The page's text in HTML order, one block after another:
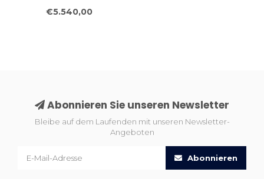
Handgeknüpfter
€5.540,00
Abonnieren Sie unseren Newsletter
Bleibe auf dem Laufenden mit unseren Newsletter-
Angeboten
Abonnieren